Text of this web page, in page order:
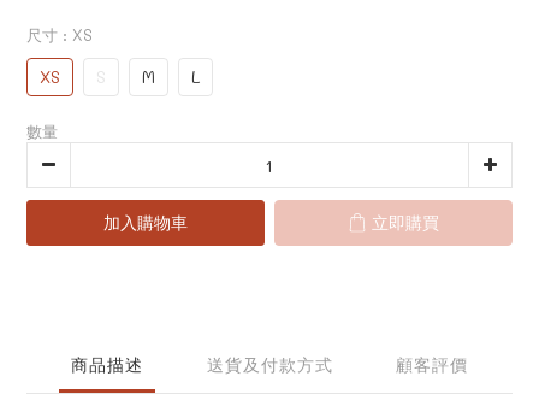
尺寸 : XS
XS S M L
數量
加入購物車 立即購買
商品描述 送貨及付款方式 顧客評價